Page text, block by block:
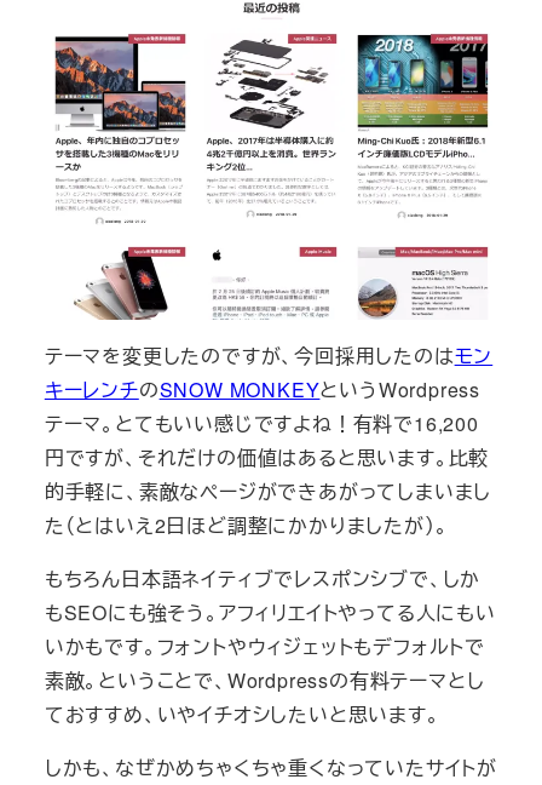
テーマを変更したのですが、今回採用したのはモン
キーレンチのSNOW MONKEYというWordpress
テーマ。とてもいい感じですよね！有料で16,200
円ですが、それだけの価値はあると思います。比較
的手軽に、素敵なページができあがってしまいまし
た（とはいえ2日ほど調整にかかりましたが）。
もちろん日本語ネイティブでレスポンシブで、しか
もSEOにも強そう。アフィリエイトやってる人にもい
いかもです。フォントやウィジェットもデフォルトで
素敵。ということで、Wordpressの有料テーマとし
ておすすめ、いやイチオシしたいと思います。
しかも、なぜかめちゃくちゃ重くなっていたサイトが